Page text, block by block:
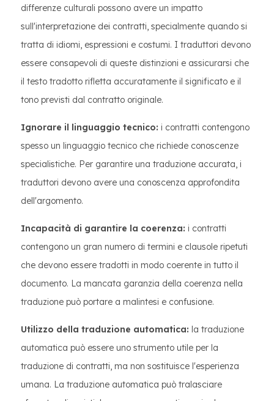
differenze culturali possono avere un impatto
sull'interpretazione dei contratti, specialmente quando si
tratta di idiomi, espressioni e costumi. I traduttori devono
essere consapevoli di queste distinzioni e assicurarsi che
il testo tradotto rifletta accuratamente il significato e il
tono previsti dal contratto originale.
Ignorare il linguaggio tecnico: i contratti contengono
spesso un linguaggio tecnico che richiede conoscenze
specialistiche. Per garantire una traduzione accurata, i
traduttori devono avere una conoscenza approfondita
dell'argomento.
Incapacità di garantire la coerenza: i contratti
contengono un gran numero di termini e clausole ripetuti
che devono essere tradotti in modo coerente in tutto il
documento. La mancata garanzia della coerenza nella
traduzione può portare a malintesi e confusione.
Utilizzo della traduzione automatica: la traduzione
automatica può essere uno strumento utile per la
traduzione di contratti, ma non sostituisce l'esperienza
umana. La traduzione automatica può tralasciare